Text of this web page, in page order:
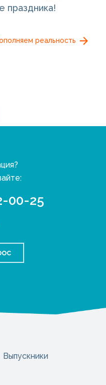
праздника!
реальность
00-25
Выпускники